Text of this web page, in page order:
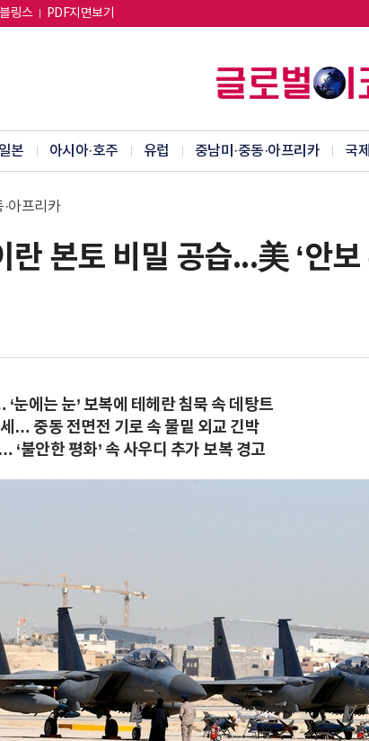
링스 PDF지면보기
일본 아시아·호주 유럽 중남미·중동·아프리카 국제
·아프리카
본토 비밀 공습...美 ‘안보
눈에는 눈’ 보복에 테헤란 침묵 속 데탕트
… 중동 전면전 기로 속 물밑 외교 긴박
‘불안한 평화’ 속 사우디 추가 보복 경고